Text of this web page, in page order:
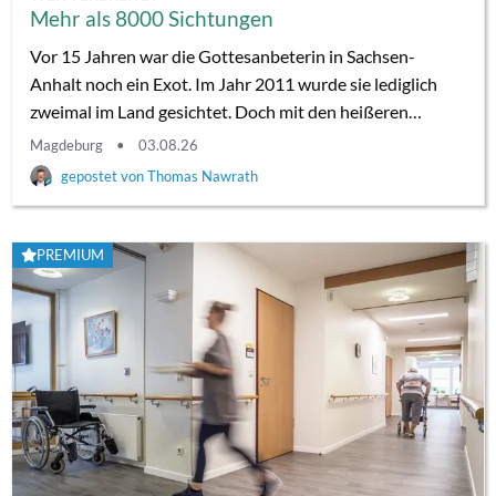
Mehr als 8000 Sichtungen
Vor 15 Jahren war die Gottesanbeterin in Sachsen-
Anhalt noch ein Exot. Im Jahr 2011 wurde sie lediglich
zweimal im Land gesichtet. Doch mit den heißeren
Sommern stieg auch ihre Zahl an. Von Thomas Nawrath
Halle. Die Gottesanbeterin hat sich in Sachsen-Anhalt
etabliert. So verzeichnete das Landesamt für
eine Rekordzahl an Beobachtungen, teilte eine Sprecherin
des Amtes in Halle (Saale) mit. In Sachsen-Anhalt wurde
sie erstmals 1991 in...
Magdeburg
03.08.26
Thomas Nawrath
PREMIUM